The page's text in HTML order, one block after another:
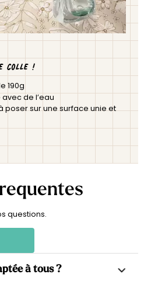
colle !
190g
de l’eau
poser sur une surface unie et
questions.
à tous ?